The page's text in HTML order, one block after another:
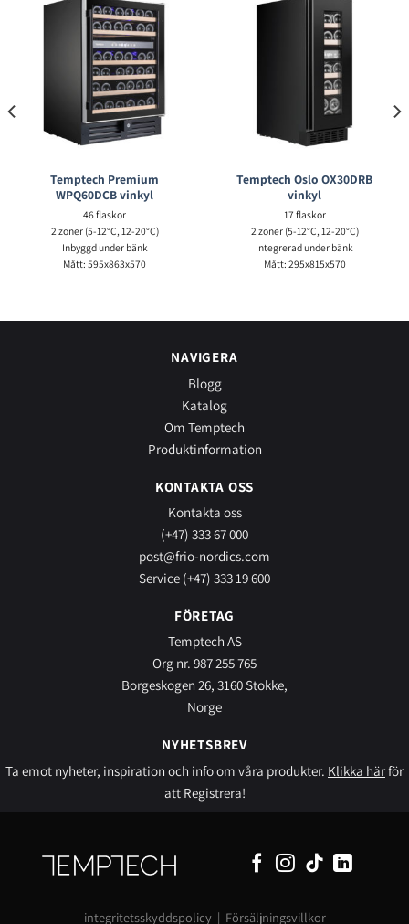
Temptech Premium
WPQ60DCB vinkyl
46 flaskor
2 zoner (5-12°C, 12-20°C)
Inbyggd under bänk
Mått: 595x863x570
Temptech Oslo OX30DRB
vinkyl
17 flaskor
2 zoner (5-12°C, 12-20°C)
Integrerad under bänk
Mått: 295x815x570
NAVIGERA
Blogg
Katalog
Om Temptech
Produktinformation
KONTAKTA OSS
Kontakta oss
(+47) 333 67 000
post@frio-nordics.com
Service (+47) 333 19 600
FÖRETAG
Temptech AS
Org nr. 987 255 765
Borgeskogen 26, 3160 Stokke,
Norge
NYHETSBREV
Ta emot nyheter, inspiration och info om våra produkter. Klikka härför
att Registrera!
integritetsskyddspolicy| Försäljningsvillkor